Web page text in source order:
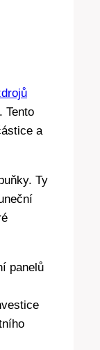
Tento
a
Ty
panelů